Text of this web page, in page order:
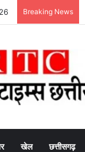
Breaking News
खेल छत्तीसगढ़